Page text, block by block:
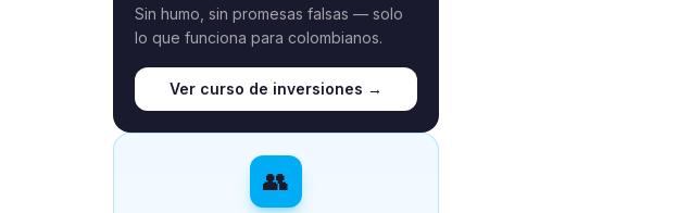
Sin humo, sin promesas falsas — solo
lo que funciona para colombianos.
Ver curso de inversiones →
👥